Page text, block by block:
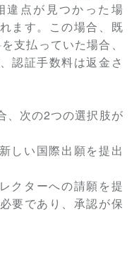
違点が見つかった場
ます。この場合、既
支払っていた場合、
認証手数料は返金さ
、次の2つの選択肢が
しい国際出願を提出
クターへの請願を提
要であり、承認が保